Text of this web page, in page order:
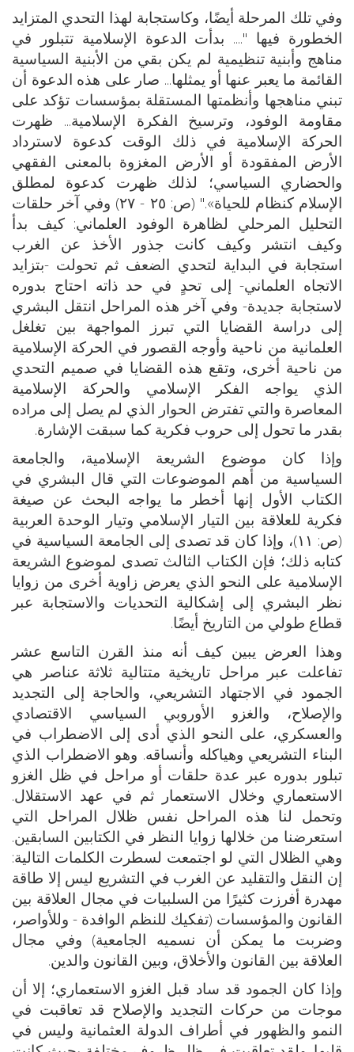
وفي تلك المرحلة أيضًا، وكاستجابة لهذا التحدي المتزايد
الخطورة فيها ".... بدأت الدعوة الإسلامية تتبلور في
مناهج وأبنية تنظيمية لم يكن بقي من الأبنية السياسية
القائمة ما يعبر عنها أو يمثلها... صار على هذه الدعوة أن
تبني مناهجها وأنظمتها المستقلة بمؤسسات تؤكد على
مقاومة الوفود، وترسيخ الفكرة الإسلامية... ظهرت
الحركة الإسلامية في ذلك الوقت كدعوة لاسترداد
الأرض المفقودة أو الأرض المغزوة بالمعنى الفقهي
والحضاري السياسي؛ لذلك ظهرت كدعوة لمطلق
الإسلام كنظام للحياة»." (ص: ٢٥ - ٢٧) وفي آخر حلقات
التحليل المرحلي لظاهرة الوفود العلماني: كيف بدأ
وكيف انتشر وكيف كانت جذور الأخذ عن الغرب
استجابة في البداية لتحدي الضعف ثم تحولت -بتزايد
الاتجاه العلماني- إلى تحدٍ في حد ذاته احتاج بدوره
لاستجابة جديدة- وفي آخر هذه المراحل انتقل البشري
إلى دراسة القضايا التي تبرز المواجهة بين تغلغل
العلمانية من ناحية وأوجه القصور في الحركة الإسلامية
من ناحية أخرى، وتقع هذه القضايا في صميم التحدي
الذي يواجه الفكر الإسلامي والحركة الإسلامية
المعاصرة والتي تفترض الحوار الذي لم يصل إلى مراده
بقدر ما تحول إلى حروب فكرية كما سبقت الإشارة.
وإذا كان موضوع الشريعة الإسلامية، والجامعة
السياسية من أهم الموضوعات التي قال البشري في
الكتاب الأول إنها أخطر ما يواجه البحث عن صيغة
فكرية للعلاقة بين التيار الإسلامي وتيار الوحدة العربية
(ص: ١١)، وإذا كان قد تصدى إلى الجامعة السياسية في
كتابه ذلك؛ فإن الكتاب الثالث تصدى لموضوع الشريعة
الإسلامية على النحو الذي يعرض زاوية أخرى من زوايا
نظر البشري إلى إشكالية التحديات والاستجابة عبر
قطاع طولي من التاريخ أيضًا.
وهذا العرض يبين كيف أنه منذ القرن التاسع عشر
تفاعلت عبر مراحل تاريخية متتالية ثلاثة عناصر هي
الجمود في الاجتهاد التشريعي، والحاجة إلى التجديد
والإصلاح، والغزو الأوروبي السياسي الاقتصادي
والعسكري، على النحو الذي أدى إلى الاضطراب في
البناء التشريعي وهياكله وأنساقه. وهو الاضطراب الذي
تبلور بدوره عبر عدة حلقات أو مراحل في ظل الغزو
الاستعماري وخلال الاستعمار ثم في عهد الاستقلال.
وتحمل لنا هذه المراحل نفس ظلال المراحل التي
استعرضنا من خلالها زوايا النظر في الكتابين السابقين.
وهي الظلال التي لو اجتمعت لسطرت الكلمات التالية:
إن النقل والتقليد عن الغرب في التشريع ليس إلا طاقة
مهدرة أفرزت كثيرًا من السلبيات في مجال العلاقة بين
القانون والمؤسسات (تفكيك للنظم الوافدة - وللأواصر،
وضربت ما يمكن أن نسميه الجامعية) وفي مجال
العلاقة بين القانون والأخلاق، وبين القانون والدين.
وإذا كان الجمود قد ساد قبل الغزو الاستعماري؛ إلا أن
موجات من حركات التجديد والإصلاح قد تعاقبت في
النمو والظهور في أطراف الدولة العثمانية وليس في